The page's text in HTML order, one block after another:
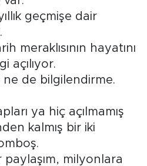
geçmişe dair
meraklısının hayatını
açılıyor.
ne de bilgilendirme.
ya hiç açılmamış
kalmış bir iki
paylaşım, milyonlara